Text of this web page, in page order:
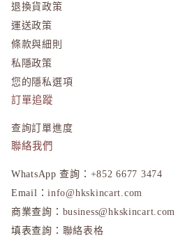
退換貨政策
運送政策
條款與細則
私隱政策
您的隱私選項
訂單追蹤
查詢訂單進度
聯絡我們
WhatsApp 查詢： +852 6677 3474
Email：info@hkskincart.com
商業查詢： business@hkskincart.com
填表查詢： 聯絡表格
隱私政策